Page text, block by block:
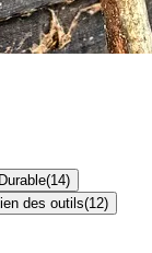
(14)
des outils(12)